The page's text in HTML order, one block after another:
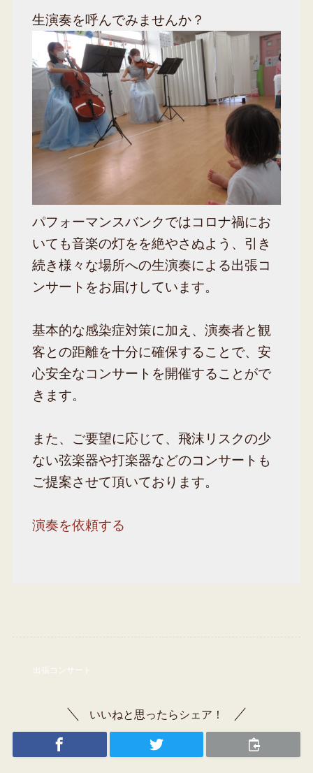
生演奏を呼んでみませんか？
パフォーマンスバンクではコロナ禍にお
いても音楽の灯をを絶やさぬよう、引き
続き様々な場所への生演奏による出張コ
ンサートをお届けしています。
基本的な感染症対策に加え、演奏者と観
客との距離を十分に確保することで、安
心安全なコンサートを開催することがで
きます。
また、ご要望に応じて、飛沫リスクの少
ない弦楽器や打楽器などのコンサートも
ご提案させて頂いております。
演奏を依頼する
出張コンサート
いいねと思ったらシェア！